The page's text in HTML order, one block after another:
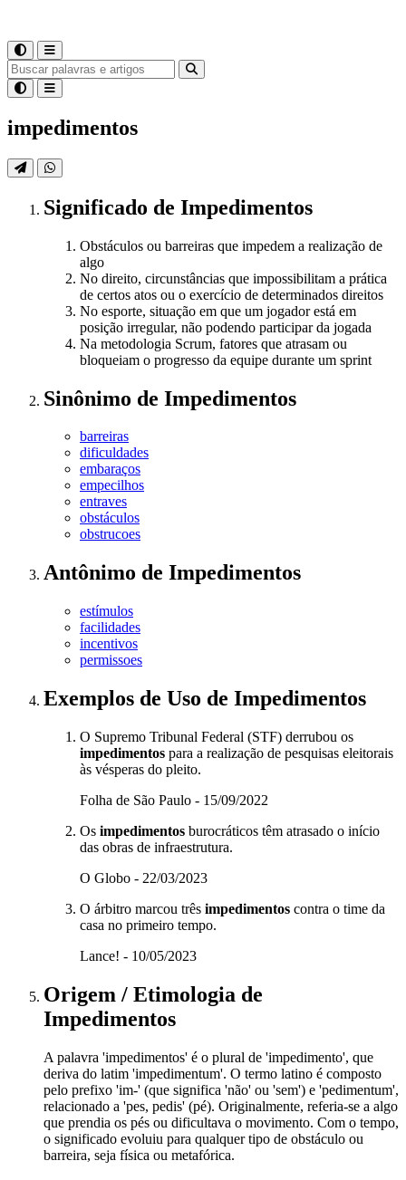
impedimentos
Significado de Impedimentos
Obstáculos ou barreiras que impedem a realização de
algo
No direito, circunstâncias que impossibilitam a prática
de certos atos ou o exercício de determinados direitos
No esporte, situação em que um jogador está em
posição irregular, não podendo participar da jogada
Na metodologia Scrum, fatores que atrasam ou
bloqueiam o progresso da equipe durante um sprint
Sinônimo de Impedimentos
barreiras
dificuldades
embaraços
empecilhos
entraves
obstáculos
obstrucoes
Antônimo de Impedimentos
estímulos
facilidades
incentivos
permissoes
Exemplos de Uso de Impedimentos
O Supremo Tribunal Federal (STF) derrubou os
impedimentos para a realização de pesquisas eleitorais
às vésperas do pleito.
Folha de São Paulo - 15/09/2022
Os impedimentos burocráticos têm atrasado o início
das obras de infraestrutura.
O Globo - 22/03/2023
O árbitro marcou três impedimentos contra o time da
casa no primeiro tempo.
Lance! - 10/05/2023
Origem / Etimologia de
Impedimentos
A palavra 'impedimentos' é o plural de 'impedimento', que
deriva do latim 'impedimentum'. O termo latino é composto
pelo prefixo 'im-' (que significa 'não' ou 'sem') e 'pedimentum',
relacionado a 'pes, pedis' (pé). Originalmente, referia-se a algo
que prendia os pés ou dificultava o movimento. Com o tempo,
o significado evoluiu para qualquer tipo de obstáculo ou
barreira, seja física ou metafórica.